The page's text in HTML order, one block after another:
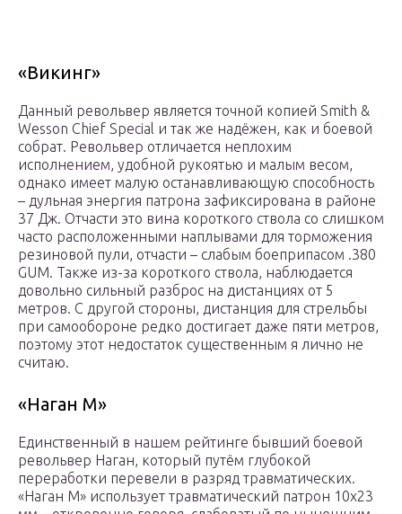
«Викинг»
Данный револьвер является точной копией Smith &
Wesson Chief Special и так же надёжен, как и боевой
собрат. Револьвер отличается неплохим
исполнением, удобной рукоятью и малым весом,
однако имеет малую останавливающую способность
– дульная энергия патрона зафиксирована в районе
37 Дж. Отчасти это вина короткого ствола со слишком
часто расположенными наплывами для торможения
резиновой пули, отчасти – слабым боеприпасом .380
GUM. Также из-за короткого ствола, наблюдается
довольно сильный разброс на дистанциях от 5
метров. С другой стороны, дистанция для стрельбы
при самообороне редко достигает даже пяти метров,
поэтому этот недостаток существенным я лично не
считаю.
«Наган М»
Единственный в нашем рейтинге бывший боевой
револьвер Наган, который путём глубокой
переработки перевели в разряд травматических.
«Наган М» использует травматический патрон 10х23